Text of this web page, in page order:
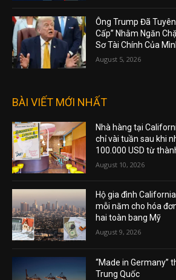
Ông Trump Đã
Cấp” Nhằm Ngăn
Sơ Tài Chính Của
August 5, 2026
BÀI VIẾT MỚI NHẤT
Nhà hàng tại
chỉ vài tuần sau khi
100.000 USD từ
August 10, 2026
Hộ gia đình
mỗi năm cho hóa
hai toàn bang Mỹ
August 9, 2026
“Made in Germany”
Trung Quốc